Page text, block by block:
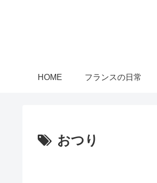
HOME フランスの日常
おつり